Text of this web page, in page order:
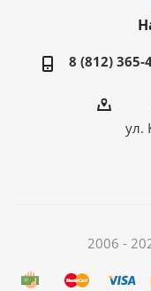
8 (812) 365-
ул.
2006 -